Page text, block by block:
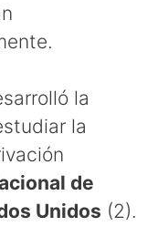
la
la
de
Unidos (2).